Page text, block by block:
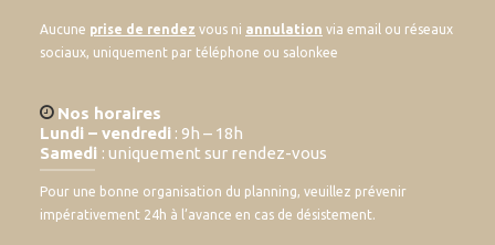
Aucune prise de rendez vous ni annulation via email ou réseaux
sociaux, uniquement par téléphone ou salonkee
Nos horaires
Lundi – vendredi : 9h – 18h
Samedi : uniquement sur rendez-vous
Pour une bonne organisation du planning, veuillez prévenir
impérativement 24h à l’avance en cas de désistement.